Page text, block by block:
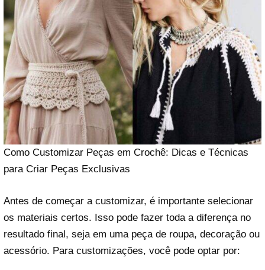
Como Customizar Peças em Crochê: Dicas e Técnicas
para Criar Peças Exclusivas
Antes de começar a customizar, é importante selecionar
os materiais certos. Isso pode fazer toda a diferença no
resultado final, seja em uma peça de roupa, decoração ou
acessório. Para customizações, você pode optar por: